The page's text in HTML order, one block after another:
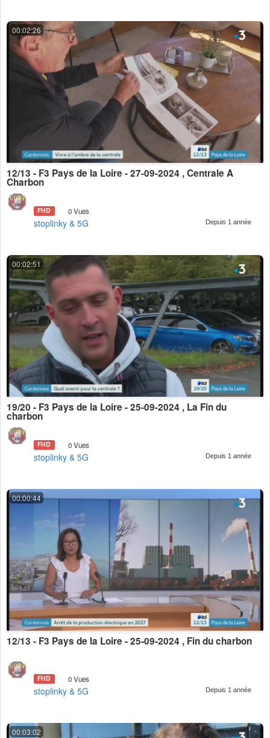
00:02:26
12/13 - F3 Pays de la Loire - 27-09-2024 , Centrale Ã
Charbon
FHD 0 Vues
stoplinky & 5G Depuis 1 année
00:02:51
19/20 - F3 Pays de la Loire - 25-09-2024 , La Fin du
charbon
FHD 0 Vues
stoplinky & 5G Depuis 1 année
00:00:44
12/13 - F3 Pays de la Loire - 25-09-2024 , Fin du charbon
FHD 0 Vues
stoplinky & 5G Depuis 1 année
00:03:02